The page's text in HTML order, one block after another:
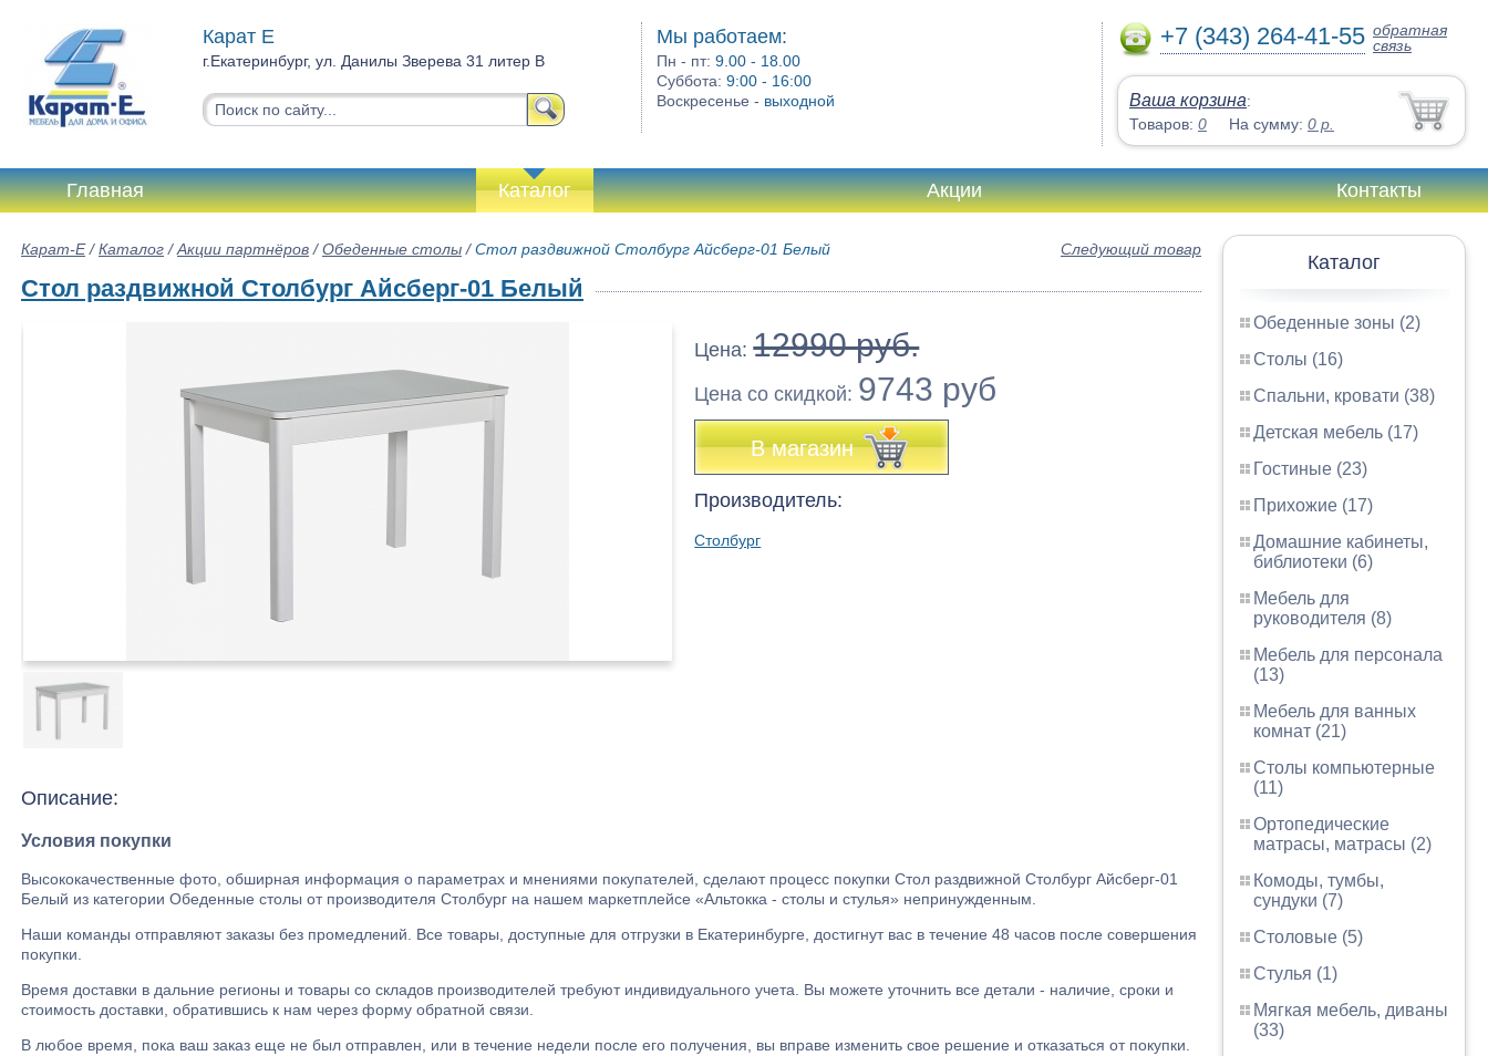
Карат Е
г.Екатеринбург, ул. Данилы Зверева 31 литер В
Мы работаем:
Пн - пт:9.00 - 18.00
Суббота:9:00 - 16:00
Воскресенье - выходной
+7 (343) 264-41-55 обратная
связь
Ваша корзина:
Товаров: 0 На сумму: 0 р.
Главная Каталог Акции Контакты
Каталог
Обеденные зоны (2)
Столы (16)
Спальни, кровати (38)
Детская мебель (17)
Гостиные (23)
Прихожие (17)
Домашние кабинеты,
библиотеки (6)
Мебель для
руководителя (8)
Мебель для персонала
(13)
Мебель для ванных
комнат (21)
Столы компьютерные
(11)
Ортопедические
матрасы, матрасы (2)
Комоды, тумбы,
сундуки (7)
Столовые (5)
Стулья (1)
Мягкая мебель, диваны
(33)
Следующий товар
Карат-Е/Каталог /Акции партнёров /Обеденные столы /Стол раздвижной Столбург Айсберг-01 Белый
Стол раздвижной Столбург Айсберг-01 Белый
Цена:12990 руб.
Цена co скидкой: 9743 руб
В магазин
Производитель:
Столбург
Описание:
Условия покупки
Высококачественные фото, обширная информация о параметрах и мнениями покупателей, сделают процесс покупки Стол раздвижной Столбург Айсберг-01
Белый из категории Обеденные столы от производителя Столбург на нашем маркетплейсе «Альтокка - столы и стулья» непринужденным.
Наши команды отправляют заказы без промедлений. Все товары, доступные для отгрузки в Екатеринбурге, достигнут вас в течение 48 часов после совершения
покупки.
Время доставки в дальние регионы и товары со складов производителей требуют индивидуального учета. Вы можете уточнить все детали - наличие, сроки и
стоимость доставки, обратившись к нам через форму обратной связи.
В любое время, пока ваш заказ еще не был отправлен, или в течение недели после его получения, вы вправе изменить свое решение и отказаться от покупки.